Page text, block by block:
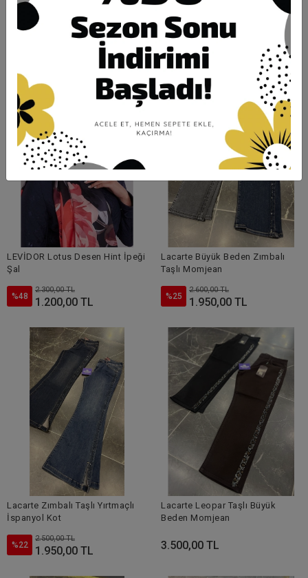
Levidor Zincirli Vintage Çanta
ZİRKON Çift Taşlı Çelik Örme
Kalem Pantolon
%56
1.800,00 TL
800,00 TL
LEVİDOR Lotus Desen Hint İpeği
Şal
%48
2.300,00 TL
1.200,00 TL
Lacarte Büyük Beden Zımbalı
Taşlı Momjean
%25
2.600,00 TL
1.950,00 TL
Lacarte Zımbalı Taşlı Yırtmaçlı
İspanyol Kot
%22
2.500,00 TL
1.950,00 TL
Lacarte Leopar Taşlı Büyük
Beden Momjean
3.500,00 TL